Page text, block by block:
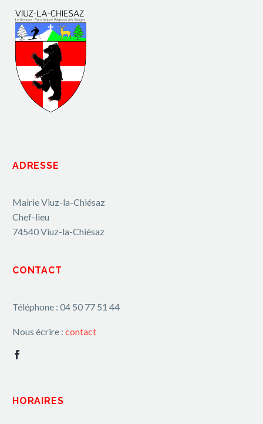
ADRESSE
Mairie Viuz-la-Chiésaz
Chef-lieu
74540 Viuz-la-Chiésaz
CONTACT
Téléphone : 04 50 77 51 44
Nous écrire : contact
HORAIRES